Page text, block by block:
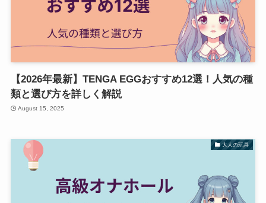
【2026年最新】TENGA EGGおすすめ12選！人気の種
類と選び方を詳しく解説
August 15, 2025
大人の玩具